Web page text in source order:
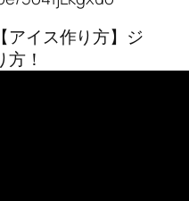
アイス作り方】ジ
！